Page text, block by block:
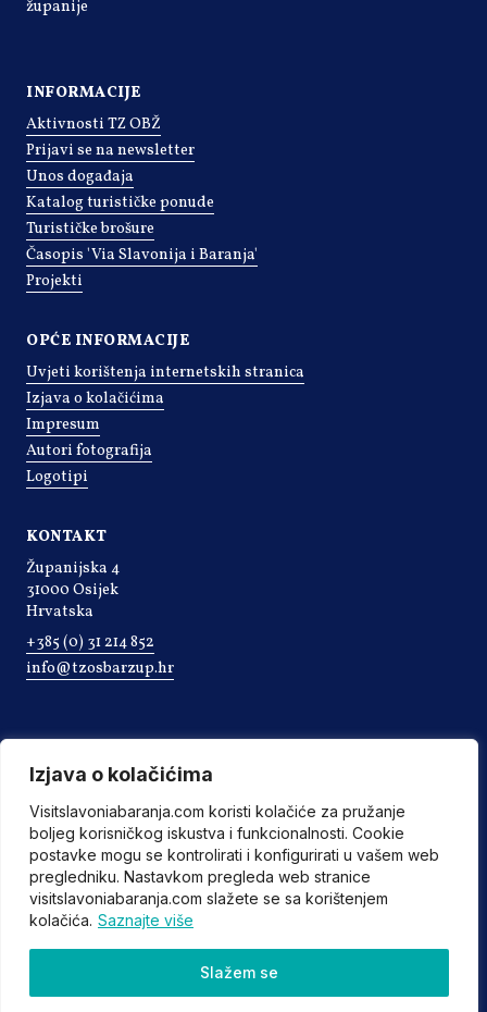
Izjava o kolačićima
Visitslavoniabaranja.com koristi kolačiće za pružanje
boljeg korisničkog iskustva i funkcionalnosti. Cookie
postavke mogu se kontrolirati i konfigurirati u vašem web
pregledniku. Nastavkom pregleda web stranice
visitslavoniabaranja.com slažete se sa korištenjem
kolačića. Saznajte više
Slažem se
županije
INFORMACIJE
Aktivnosti TZ OBŽ
Prijavi se na newsletter
Unos događaja
Katalog turističke ponude
Turističke brošure
Časopis 'Via Slavonija i Baranja'
Projekti
OPĆE INFORMACIJE
Uvjeti korištenja internetskih stranica
Izjava o kolačićima
Impresum
Autori fotografija
Logotipi
KONTAKT
Županijska 4
31000 Osijek
Hrvatska
+385 (0) 31 214 852
info@tzosbarzup.hr
©2022 Turistička zajednica Osječko-baranjske županije